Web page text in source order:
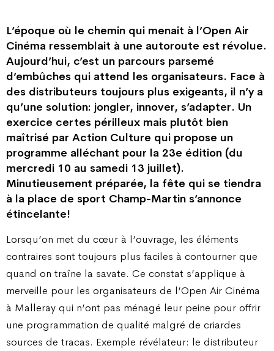
L’époque où le chemin qui menait à l’Open Air
Cinéma ressemblait à une autoroute est révolue.
Aujourd’hui, c’est un parcours parsemé
d’embûches qui attend les organisateurs. Face à
des distributeurs toujours plus exigeants, il n’y a
qu’une solution: jongler, innover, s’adapter. Un
exercice certes périlleux mais plutôt bien
maîtrisé par Action Culture qui propose un
programme alléchant pour la 23e édition (du
mercredi 10 au samedi 13 juillet).
Minutieusement préparée, la fête qui se tiendra
à la place de sport Champ-Martin s’annonce
étincelante!
Lorsqu’on met du cœur à l’ouvrage, les éléments
contraires sont toujours plus faciles à contourner que
quand on traîne la savate. Ce constat s’applique à
merveille pour les organisateurs de l’Open Air Cinéma
à Malleray qui n’ont pas ménagé leur peine pour offrir
une programmation de qualité malgré de criardes
sources de tracas. Exemple révélateur: le distributeur